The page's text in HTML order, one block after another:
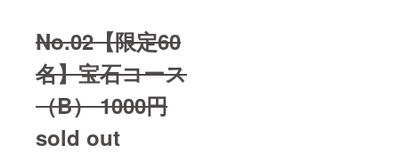
No.02【限定60
名】宝石コース
（B） 1000円
sold out